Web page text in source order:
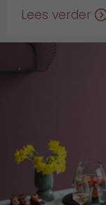
Lees verder